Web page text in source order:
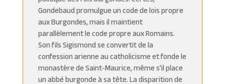
Gondebaud promulgue un code de lois propre
aux Burgondes, mais il maintient
parallèlement le code propre aux Romains.
Son fils Sigismond se convertit de la
confession arienne au catholicisme et fonde le
monastère de Saint-Maurice, même s’il place
un abbé burgonde à sa tête. La disparition de